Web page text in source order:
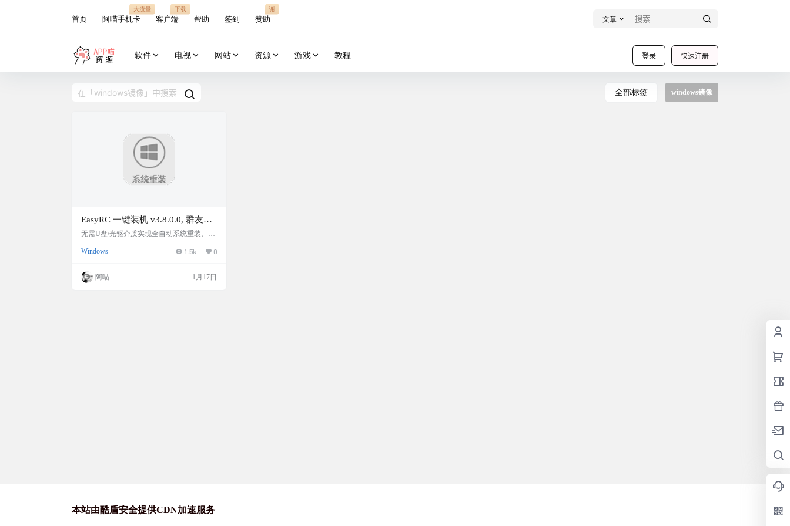
首页 阿喵手机卡
大流量
客户端
下载
帮助 签到 赞助
谢
文章
登录 快速注册
软件 电视 网站 资源 游戏 教程
全部标签 windows镜像
EasyRC 一键装机 v3.8.0.0, 群友推
荐的系统重装装机神器，傻瓜式操
无需U盘/光驱介质实现全自动系统重装、极
在线远程重装系统突破空间限制、内置稳健
造最快速的系统部署环境 软件截图 软件下
载
Windows 1.5k 0
阿喵 1月17日
本站由酷盾安全提供CDN加速服务